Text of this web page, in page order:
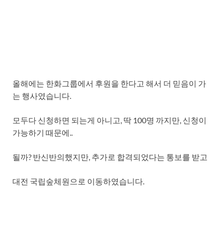
올해에는 한화그룹에서 후원을 한다고 해서 더 믿음이 가
는 행사였습니다.
모두다 신청하면 되는게 아니고, 딱 100명 까지만, 신청이
가능하기 때문에..
될까? 반신반의했지만, 추가로 합격되었다는 통보를 받고
대전 국립숲체원으로 이동하였습니다.